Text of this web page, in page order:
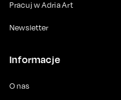
Pracuj w Adria Art
Newsletter
Informacje
O nas